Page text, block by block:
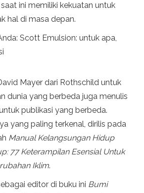
ini memiliki kekuatan untuk
hal di masa depan.
Scott Emulsion: untuk apa,
Mayer dari Rothschild untuk
dunia yang berbeda juga menulis
publikasi yang berbeda.
yang paling terkenal, dirilis pada
Manual Kelangsungan Hidup
77 Keterampilan Esensial Untuk
Iklim.
editor di buku ini Bumi